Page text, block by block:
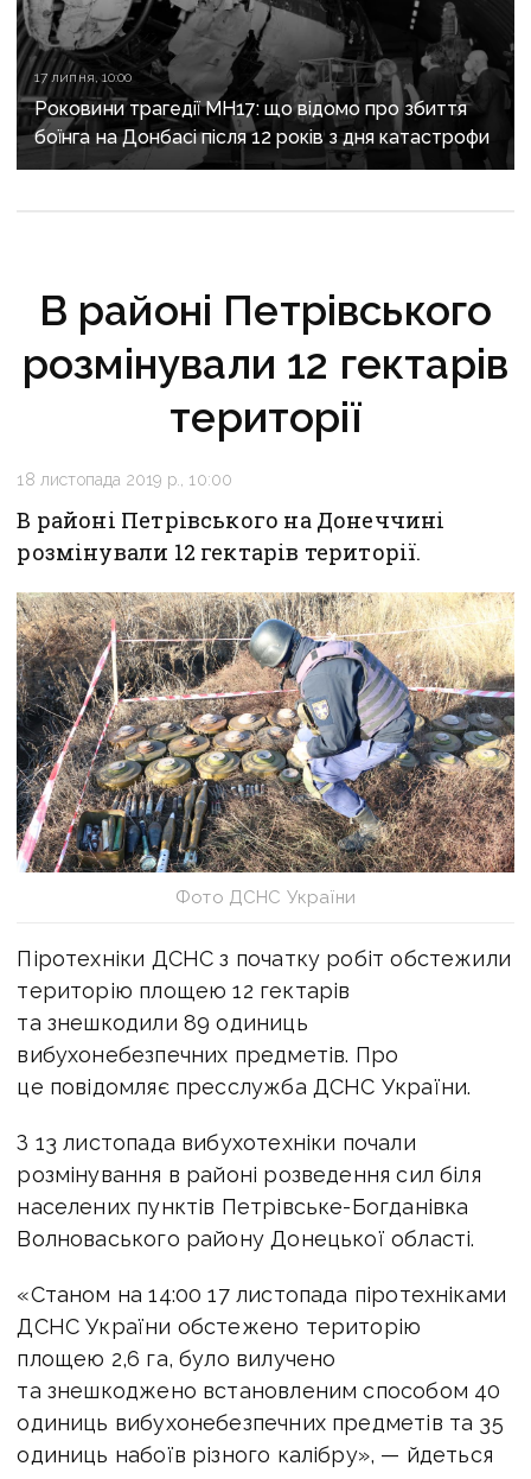
17 липня, 10:00
Роковини трагедії MH17: що відомо про збиття
боїнга на Донбасі після 12 років з дня катастрофи
В районі Петрівського
розмінували 12 гектарів
території
18 листопада 2019 р., 10:00
В районі Петрівського на Донеччині
розмінували 12 гектарів території.
Фото ДСНС України
Піротехніки ДСНС з початку робіт обстежили
територію площею 12 гектарів
та знешкодили 89 одиниць
вибухонебезпечних предметів. Про
це повідомляє пресслужба ДСНС України.
З 13 листопада вибухотехніки почали
розмінування в районі розведення сил біля
населених пунктів Петрівське-Богданівка
Волноваського району Донецької області.
«Станом на 14:00 17 листопада піротехніками
ДСНС України обстежено територію
площею 2,6 га, було вилучено
та знешкоджено встановленим способом 40
одиниць вибухонебезпечних предметів та 35
одиниць набоїв різного калібру», — йдеться